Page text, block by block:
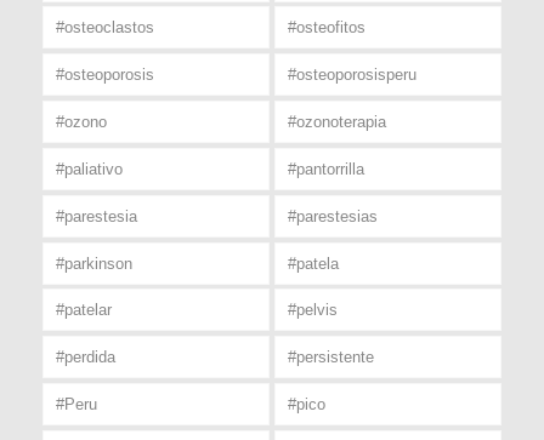
#osteoclastos #osteofitos
#osteoporosis #osteoporosisperu
#ozono #ozonoterapia
#paliativo #pantorrilla
#parestesia #parestesias
#parkinson #patela
#patelar #pelvis
#perdida #persistente
#Peru #pico